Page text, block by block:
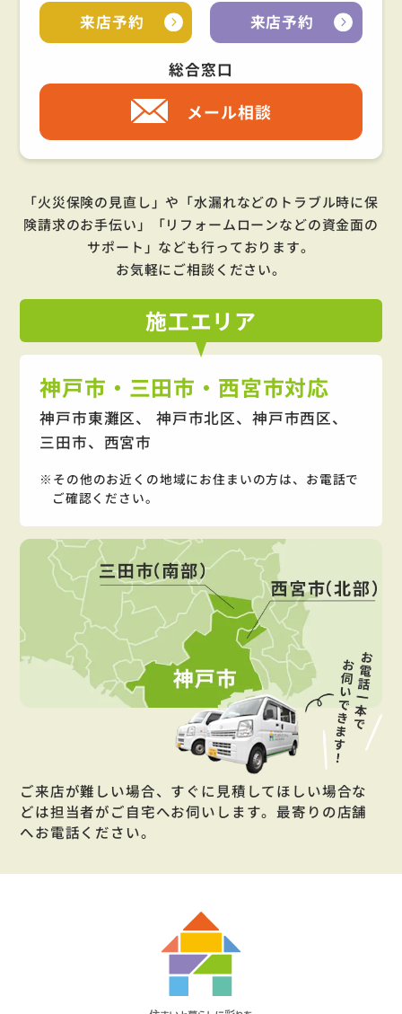
来店予約 来店予約
総合窓口
メール相談
「火災保険の見直し」や「水漏れなどのトラブル時に保
険請求のお手伝い」「リフォームローンなどの資金面の
サポート」 なども行っております。
お気軽にご相談ください。
施工エリア
神戸市・三田市・西宮市対応
神戸市東灘区、 神戸市北区、神戸市西区、
三田市、西宮市
その他のお近くの地域にお住まいの方は、お電話で
ご確認ください。
ご来店が難しい場合、すぐに見積してほしい場合な
どは担当者がご自宅へお伺いします。最寄りの店舗
へお電話ください。